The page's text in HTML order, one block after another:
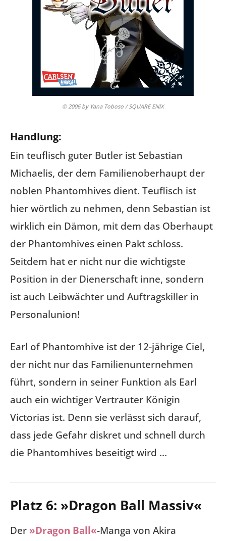
© 2006 by Yana Toboso / SQUARE ENIX
Handlung:
Ein teuflisch guter Butler ist Sebastian
Michaelis, der dem Familienoberhaupt der
noblen Phantomhives dient. Teuflisch ist
hier wörtlich zu nehmen, denn Sebastian ist
wirklich ein Dämon, mit dem das Oberhaupt
der Phantomhives einen Pakt schloss.
Seitdem hat er nicht nur die wichtigste
Position in der Dienerschaft inne, sondern
ist auch Leibwächter und Auftragskiller in
Personalunion!
Earl of Phantomhive ist der 12-jährige Ciel,
der nicht nur das Familienunternehmen
führt, sondern in seiner Funktion als Earl
auch ein wichtiger Vertrauter Königin
Victorias ist. Denn sie verlässt sich darauf,
dass jede Gefahr diskret und schnell durch
die Phantomhives beseitigt wird …
Platz 6: »Dragon Ball Massiv«
Der »Dragon Ball«-Manga von Akira